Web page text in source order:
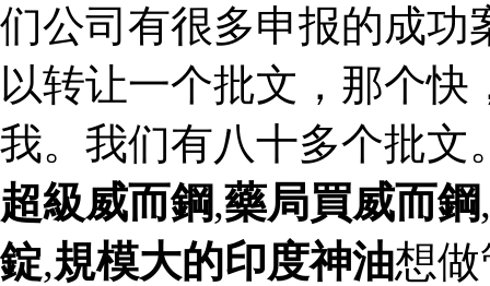
们公司有很多申报的成功
以转让一个批文，那个
我。我们有八十多个批文
超級威而鋼,藥局買威而鋼,
錠,規模大的印度神油想